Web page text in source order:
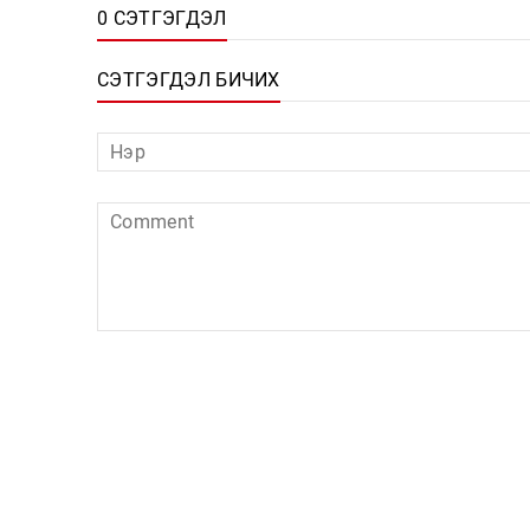
0 СЭТГЭГДЭЛ
СЭТГЭГДЭЛ БИЧИХ